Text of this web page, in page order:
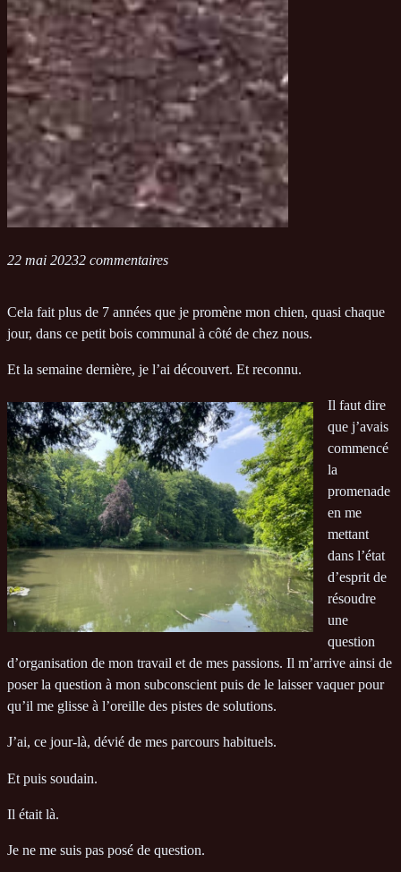
22 mai 20232 commentaires
Cela fait plus de 7 années que je promène mon chien, quasi chaque
jour, dans ce petit bois communal à côté de chez nous.
Et la semaine dernière, je l’ai découvert. Et reconnu.
Il faut dire
que j’avais
commencé
la
promenade
en me
mettant
dans l’état
d’esprit de
résoudre
une
question
d’organisation de mon travail et de mes passions. Il m’arrive ainsi de
poser la question à mon subconscient puis de le laisser vaquer pour
qu’il me glisse à l’oreille des pistes de solutions.
J’ai, ce jour-là, dévié de mes parcours habituels.
Et puis soudain.
Il était là.
Je ne me suis pas posé de question.